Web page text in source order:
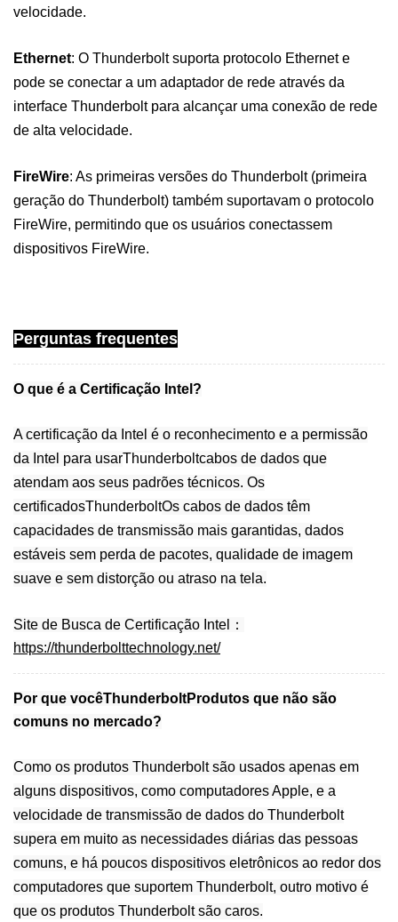
velocidade.
Ethernet: O Thunderbolt suporta protocolo Ethernet e
pode se conectar a um adaptador de rede através da
interface Thunderbolt para alcançar uma conexão de rede
de alta velocidade.
FireWire: As primeiras versões do Thunderbolt (primeira
geração do Thunderbolt) também suportavam o protocolo
FireWire, permitindo que os usuários conectassem
dispositivos FireWire.
Perguntas frequentes
O que é a Certificação Intel?
A certificação da Intel é o reconhecimento e a permissão
da Intel para usarThunderboltcabos de dados que
atendam aos seus padrões técnicos. Os
certificadosThunderboltOs cabos de dados têm
capacidades de transmissão mais garantidas, dados
estáveis sem perda de pacotes, qualidade de imagem
suave e sem distorção ou atraso na tela.
Site de Busca de Certificação Intel ：
https://thunderbolttechnology.net/
Por que vocêThunderboltProdutos que não são
comuns no mercado?
Como os produtos Thunderbolt são usados apenas em
alguns dispositivos, como computadores Apple, e a
velocidade de transmissão de dados do Thunderbolt
supera em muito as necessidades diárias das pessoas
comuns, e há poucos dispositivos eletrônicos ao redor dos
computadores que suportem Thunderbolt, outro motivo é
que os produtos Thunderbolt são caros.